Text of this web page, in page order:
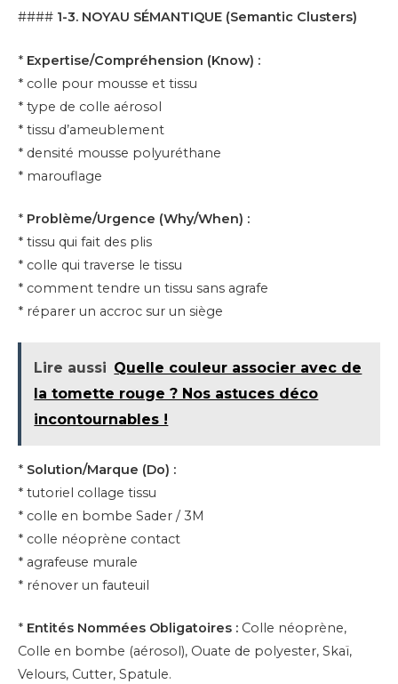
#### 1-3. NOYAU SÉMANTIQUE (Semantic Clusters)
* Expertise/Compréhension (Know) :
* colle pour mousse et tissu
* type de colle aérosol
* tissu d’ameublement
* densité mousse polyuréthane
* marouflage
* Problème/Urgence (Why/When) :
* tissu qui fait des plis
* colle qui traverse le tissu
* comment tendre un tissu sans agrafe
* réparer un accroc sur un siège
Lire aussi Quelle couleur associer avec de
la tomette rouge ? Nos astuces déco
incontournables !
* Solution/Marque (Do) :
* tutoriel collage tissu
* colle en bombe Sader / 3M
* colle néoprène contact
* agrafeuse murale
* rénover un fauteuil
* Entités Nommées Obligatoires : Colle néoprène,
Colle en bombe (aérosol), Ouate de polyester, Skaï,
Velours, Cutter, Spatule.